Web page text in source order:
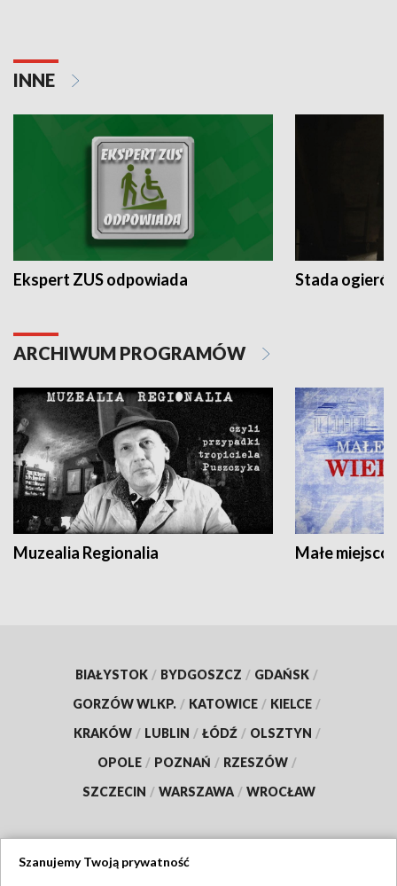
INNE
Ekspert ZUS odpowiada Stada
ARCHIWUM PROGRAMÓW
Muzealia Regionalia Małe
BIAŁYSTOK / BYDGOSZCZ / GDAŃSK /
GORZÓW WLKP. / KATOWICE / KIELCE /
KRAKÓW / LUBLIN / ŁÓDŹ / OLSZTYN /
OPOLE / POZNAŃ / RZESZÓW /
SZCZECIN / WARSZAWA / WROCŁAW
Szanujemy Twoją prywatność